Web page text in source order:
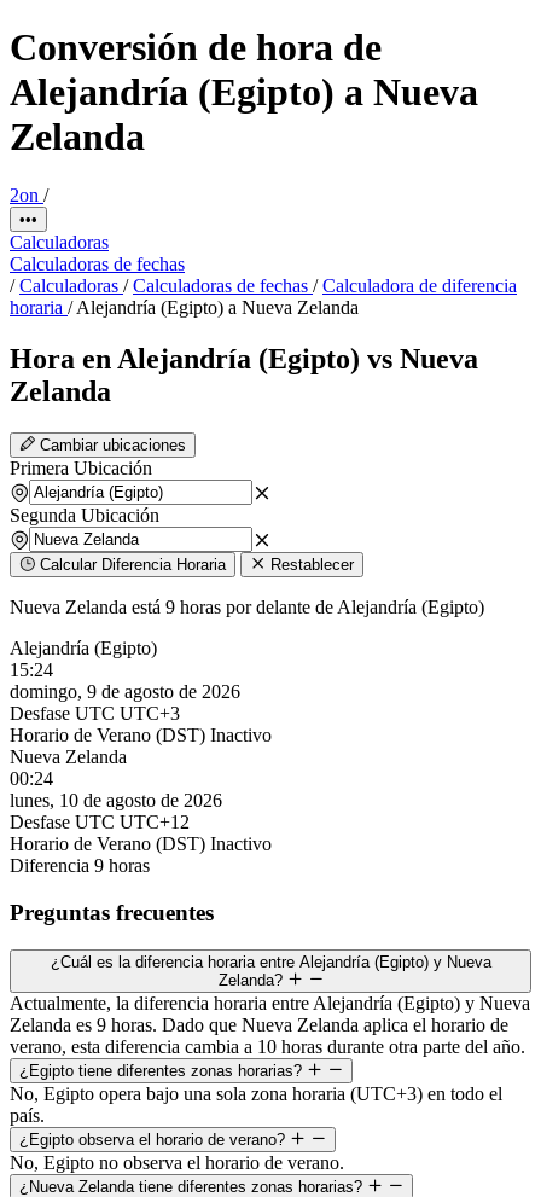
Conversión de hora de
Alejandría (Egipto) a Nueva
Zelanda
2on /
•••
Calculadoras
Calculadoras de fechas
/ Calculadoras / Calculadoras de fechas / Calculadora de diferencia
horaria / Alejandría (Egipto) a Nueva Zelanda
Hora en Alejandría (Egipto) vs Nueva
Zelanda
Cambiar ubicaciones
Primera Ubicación
Segunda Ubicación
Calcular Diferencia Horaria Restablecer
Nueva Zelanda está 9 horas por delante de Alejandría (Egipto)
Alejandría (Egipto)
15:24
domingo, 9 de agosto de 2026
Desfase UTC UTC+3
Horario de Verano (DST) Inactivo
Nueva Zelanda
00:24
lunes, 10 de agosto de 2026
Desfase UTC UTC+12
Horario de Verano (DST) Inactivo
Diferencia 9 horas
Preguntas frecuentes
¿Cuál es la diferencia horaria entre Alejandría (Egipto) y Nueva
Zelanda?
Actualmente, la diferencia horaria entre Alejandría (Egipto) y Nueva
Zelanda es 9 horas. Dado que Nueva Zelanda aplica el horario de
verano, esta diferencia cambia a 10 horas durante otra parte del año.
¿Egipto tiene diferentes zonas horarias?
No, Egipto opera bajo una sola zona horaria (UTC+3) en todo el
país.
¿Egipto observa el horario de verano?
No, Egipto no observa el horario de verano.
¿Nueva Zelanda tiene diferentes zonas horarias?